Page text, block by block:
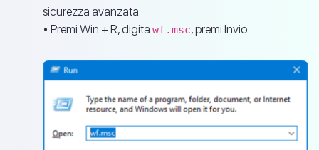
sicurezza avanzata:
• Premi Win + R, digita wf.msc, premi Invio